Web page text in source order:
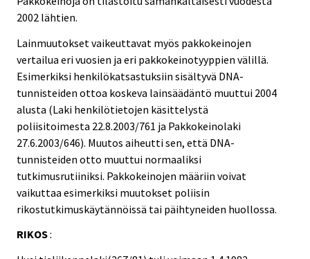
2002 lähtien.
Lainmuutokset vaikeuttavat myös pakkokeinojen
vertailua eri vuosien ja eri pakkokeinotyyppien välillä.
Esimerkiksi henkilökatsastuksiin sisältyvä DNA-
tunnisteiden ottoa koskeva lainsäädäntö muuttui 2004
alusta (Laki henkilötietojen käsittelystä
poliisitoimesta 22.8.2003/761 ja Pakkokeinolaki
27.6.2003/646). Muutos aiheutti sen, että DNA-
tunnisteiden otto muuttui normaaliksi
tutkimusrutiiniksi. Pakkokeinojen määriin voivat
vaikuttaa esimerkiksi muutokset poliisin
rikostutkimuskäytännöissä tai päihtyneiden huollossa.
RIKOS: